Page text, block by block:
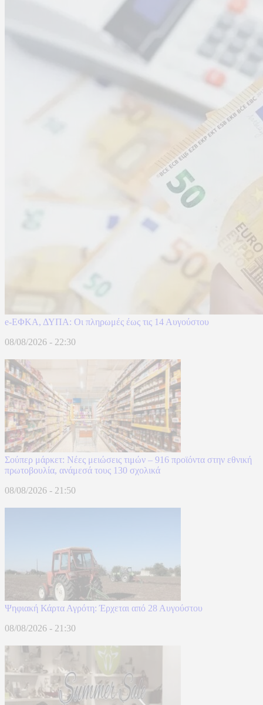
e-ΕΦΚΑ, ΔΥΠΑ: Οι πληρωμές έως τις 14 Αυγούστου
08/08/2026 - 22:30
Σούπερ μάρκετ: Νέες μειώσεις τιμών – 916 προϊόντα στην εθνική
πρωτοβουλία, ανάμεσά τους 130 σχολικά
08/08/2026 - 21:50
Ψηφιακή Κάρτα Αγρότη: Έρχεται από 28 Αυγούστου
08/08/2026 - 21:30